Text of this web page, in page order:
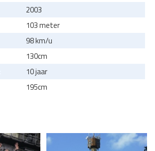
2003
103 meter
98 km/u
130cm
10 jaar
195cm